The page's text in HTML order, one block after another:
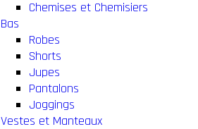
Chemises et Chemisiers
Bas
Robes
Shorts
Jupes
Pantalons
Joggings
Vestes et Manteaux